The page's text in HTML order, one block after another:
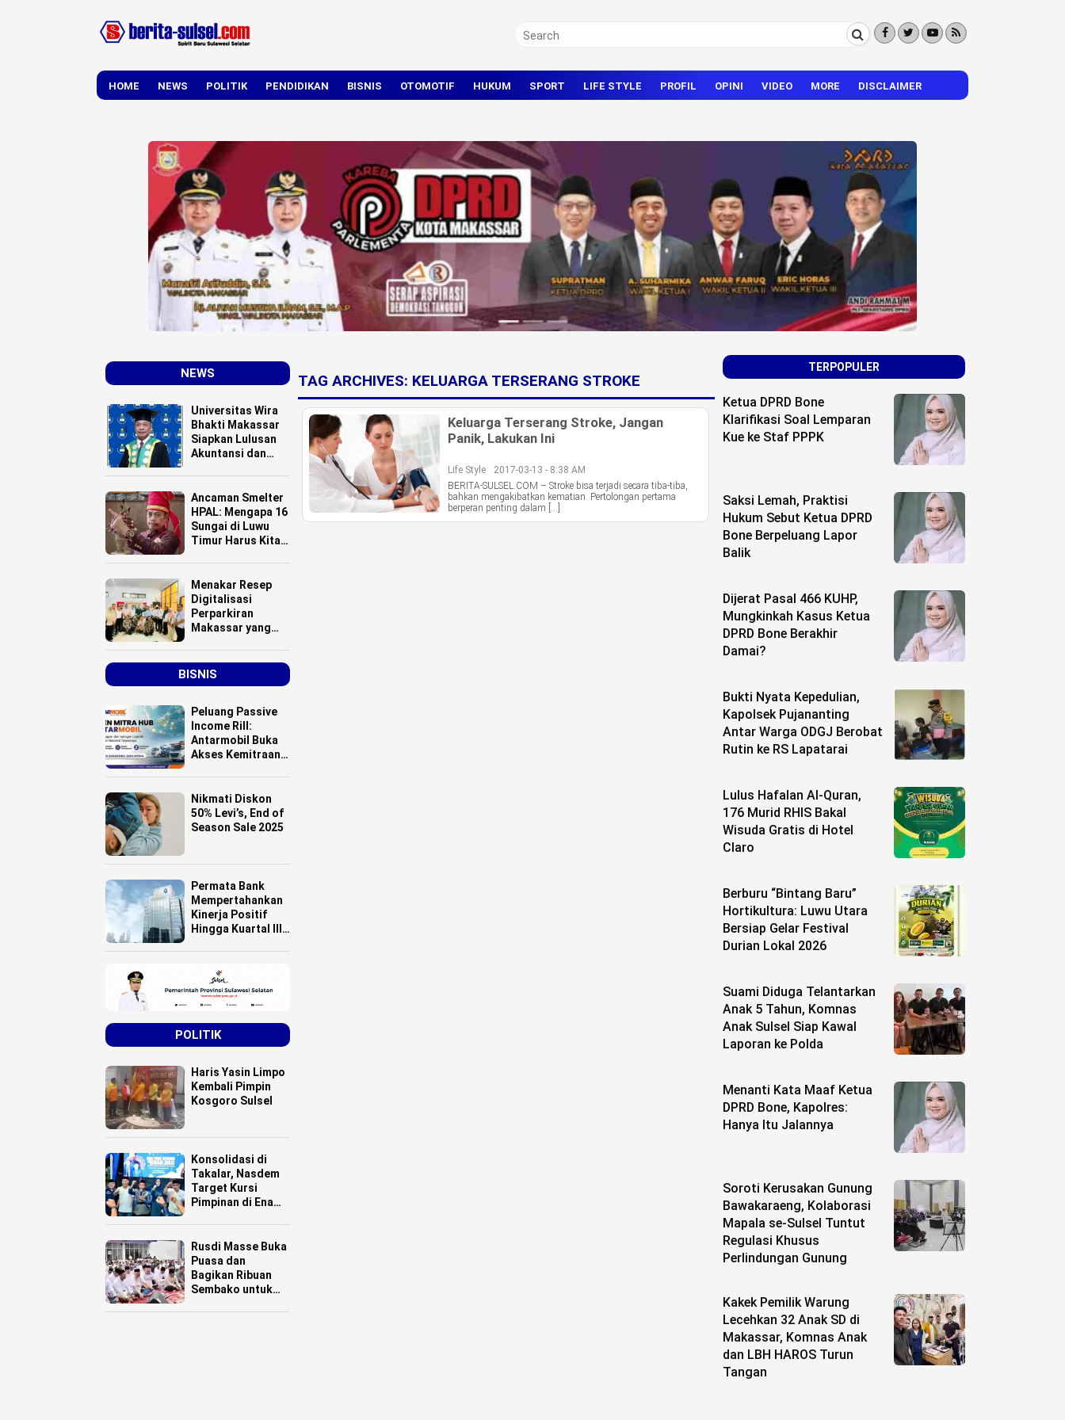
HOME NEWS POLITIK PENDIDIKAN BISNIS OTOMOTIF HUKUM SPORT LIFE STYLE PROFIL OPINI VIDEO MORE DISCLAIMER
NEWS
Universitas Wira
Bhakti Makassar
Siapkan Lulusan
Akuntansi dan
Ancaman Smelter
HPAL: Mengapa 16
Sungai di Luwu
Timur Harus Kita
Menakar Resep
Digitalisasi
Perparkiran
Makassar yang
BISNIS
Peluang Passive
Income Rill:
Antarmobil Buka
Akses Kemitraan
Lahan se-
Indonesia
Nikmati Diskon
50% Levi’s, End of
Season Sale 2025
Permata Bank
Mempertahankan
Kinerja Positif
Hingga Kuartal III
POLITIK
Haris Yasin Limpo
Kembali Pimpin
Kosgoro Sulsel
Konsolidasi di
Takalar, Nasdem
Target Kursi
Pimpinan di Enam
Rusdi Masse Buka
Puasa dan
Bagikan Ribuan
Sembako untuk
TAG ARCHIVES: KELUARGA TERSERANG STROKE
Keluarga Terserang Stroke, Jangan
Panik, Lakukan Ini
Life Style
2017-03-13 - 8:38 AM
BERITA-SULSEL.COM – Stroke bisa terjadi secara tiba-tiba,
bahkan mengakibatkan kematian. Pertolongan pertama
berperan penting dalam […]
TERPOPULER
Ketua DPRD Bone
Klarifikasi Soal Lemparan
Kue ke Staf PPPK
Saksi Lemah, Praktisi
Hukum Sebut Ketua DPRD
Bone Berpeluang Lapor
Balik
Dijerat Pasal 466 KUHP,
Mungkinkah Kasus Ketua
DPRD Bone Berakhir
Damai?
Bukti Nyata Kepedulian,
Kapolsek Pujananting
Antar Warga ODGJ Berobat
Rutin ke RS Lapatarai
Lulus Hafalan Al-Quran,
176 Murid RHIS Bakal
Wisuda Gratis di Hotel
Claro
Berburu “Bintang Baru”
Hortikultura: Luwu Utara
Bersiap Gelar Festival
Durian Lokal 2026
Suami Diduga Telantarkan
Anak 5 Tahun, Komnas
Anak Sulsel Siap Kawal
Laporan ke Polda
Menanti Kata Maaf Ketua
DPRD Bone, Kapolres:
Hanya Itu Jalannya
Soroti Kerusakan Gunung
Bawakaraeng, Kolaborasi
Mapala se-Sulsel Tuntut
Regulasi Khusus
Perlindungan Gunung
Kakek Pemilik Warung
Lecehkan 32 Anak SD di
Makassar, Komnas Anak
dan LBH HAROS Turun
Tangan